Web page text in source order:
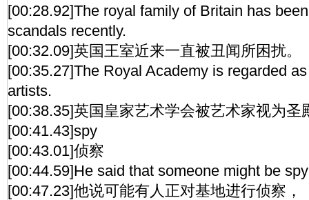
[00:28.92]The royal family of Britain has
scandals recently.
[00:32.09]英国王室近来一直被丑闻所困扰。
[00:35.27]The Royal Academy is regarded
artists.
[00:38.35]英国皇家艺术学会被艺术家视为圣
[00:41.43]spy
[00:43.01]侦察
[00:44.59]He said that someone might be
[00:47.23]他说可能有人正对基地进行侦察，